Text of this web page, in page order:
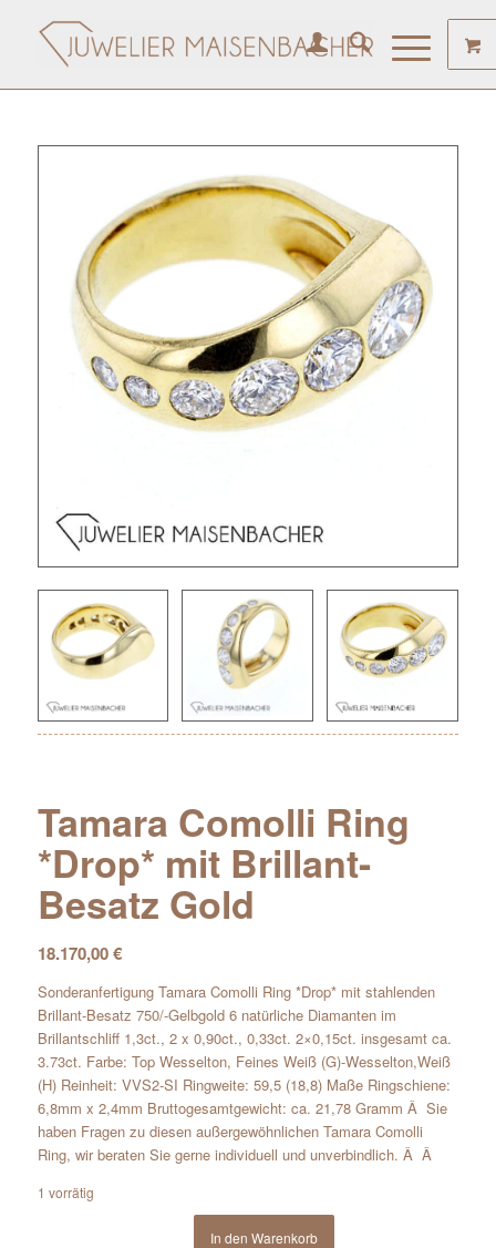
Tamara Comolli Ring
*Drop* mit Brillant-
Besatz Gold
18.170,00€
Sonderanfertigung Tamara Comolli Ring *Drop* mit stahlenden
Brillant-Besatz 750/-Gelbgold 6 natürliche Diamanten im
Brillantschliff 1,3ct., 2 x 0,90ct., 0,33ct. 2×0,15ct. insgesamt ca.
3.73ct. Farbe: Top Wesselton, Feines Weiß (G)-Wesselton,Weiß
(H) Reinheit: VVS2-SI Ringweite: 59,5 (18,8) Maße Ringschiene:
6,8mm x 2,4mm Bruttogesamtgewicht: ca. 21,78 Gramm Â Sie
haben Fragen zu diesen außergewöhnlichen Tamara Comolli
Ring, wir beraten Sie gerne individuell und unverbindlich. Â Â
1 vorrätig
In den Warenkorb